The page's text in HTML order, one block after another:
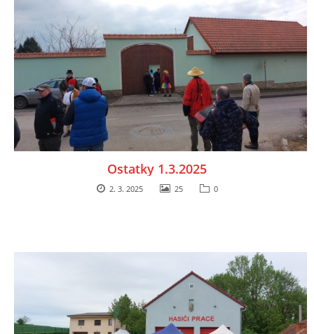
Ostatky 1.3.2025
2. 3. 2025 25 0